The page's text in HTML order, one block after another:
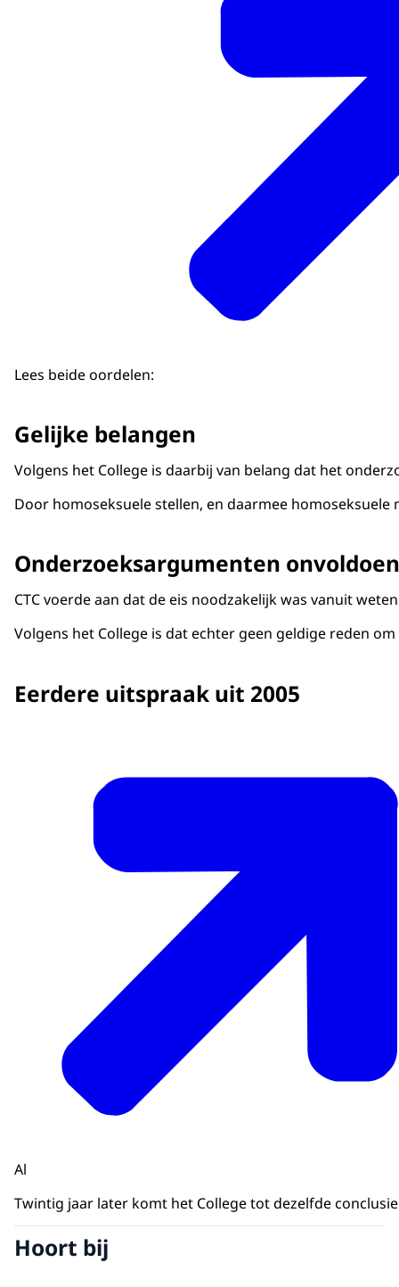
Lees beide oordelen:
Gelijke belangen
Volgens het College is daarbij van belang dat het
Door homoseksuele stellen, en daarmee
Onderzoeksargumenten
CTC voerde aan dat de eis noodzakelijk was vanuit
Volgens het College is dat echter geen geldige reden
Eerdere uitspraak uit 2005
Al
Twintig jaar later komt het College tot dezelfde
Hoort bij